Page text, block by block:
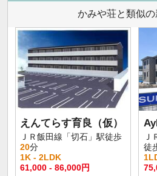
かみや荘と類似
えんてらす育良（仮）
ＪＲ飯田線「切石」駅徒歩
20分
1K - 2LDK
61,000 - 86,000円
徒